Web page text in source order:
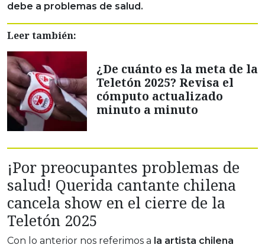
debe a problemas de salud.
Leer también:
¿De cuánto es la meta de la
Teletón 2025? Revisa el
cómputo actualizado
minuto a minuto
¡Por preocupantes problemas de
salud! Querida cantante chilena
cancela show en el cierre de la
Teletón 2025
Con lo anterior nos referimos a la artista chilena